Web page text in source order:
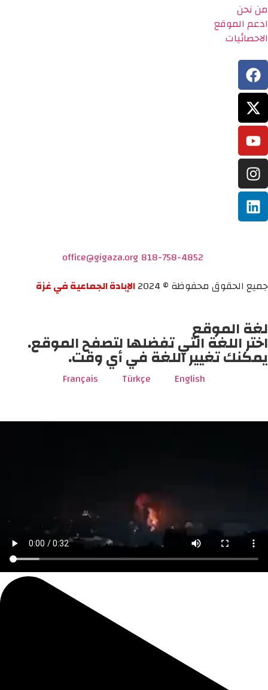
من نحن
ادعم الموقع
الاحصائيات
818-758-4852
office@gigaza.org
جميع الحقوق محفوظة © 2024
الإبادة الجماعية في غزة
لغة الموقع
اختر اللغة التي تفضلها لتصفح الموقع.
يمكنك تغيير اللغة في أي وقت.
English
Türkçe
Français